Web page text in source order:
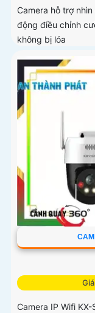
Camera hỗ trợ
động điều chỉnh
không bị lóa
Camera IP Wifi